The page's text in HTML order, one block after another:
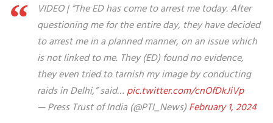
VIDEO | “The ED has come to arrest me today. After
questioning me for the entire day, they have decided
to arrest me in a planned manner, on an issue which
is not linked to me. They (ED) found no evidence,
they even tried to tarnish my image by conducting
raids in Delhi,” said…pic.twitter.com/cnOfDkJiVp
— Press Trust of India (@PTI_News)February 1, 2024